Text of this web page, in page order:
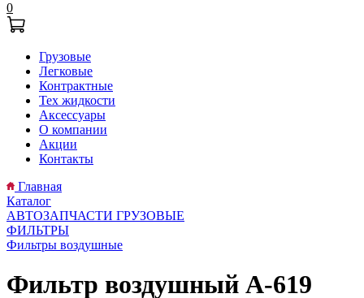
0
Грузовые
Легковые
Контрактные
Тех жидкости
Аксессуары
О компании
Акции
Контакты
Главная
Каталог
АВТОЗАПЧАСТИ ГРУЗОВЫЕ
ФИЛЬТРЫ
Фильтры воздушные
Фильтр воздушный A-619